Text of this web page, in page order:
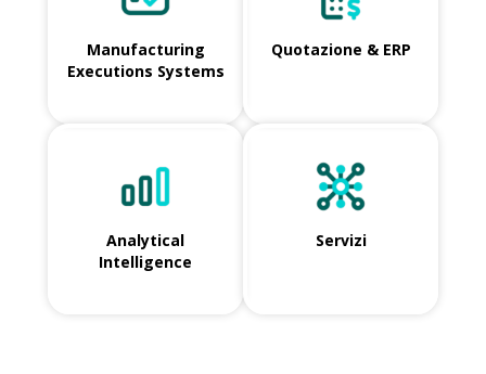
Manufacturing
Executions Systems
Quotazione & ERP
Analytical
Intelligence
Servizi